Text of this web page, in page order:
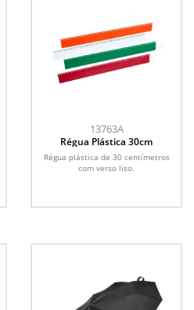
13763A
Régua Plástica 30cm
Régua plástica de 30 centímetros
com verso liso.